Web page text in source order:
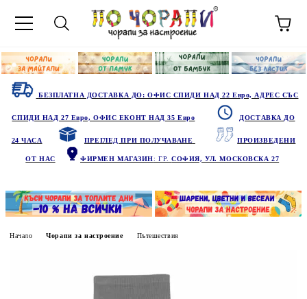
БЕЗПЛАТНА ДОСТАВКА ДО: ОФИС СПИДИ НАД 22 Евро, АДРЕС СЪС
СПИДИ НАД 27 Евро, ОФИС ЕКОНТ НАД 35 Евро ДОСТАВКА ДО
24 ЧАСА ПРЕГЛЕД ПРИ ПОЛУЧАВАНЕ ПРОИЗВЕДЕНИ
ОТ НАС ФИРМЕН МАГАЗИН: ГР.СОФИЯ, УЛ. МОСКОВСКА 27
Начало Чорапи за настроение Пътешествия